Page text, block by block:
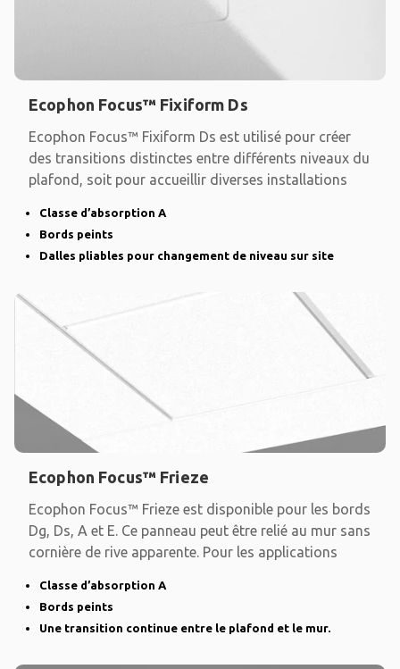
Ecophon Focus™ Fixiform Ds
Ecophon Focus™ Fixiform Ds est utilisé pour créer
des transitions distinctes entre différents niveaux du
plafond, soit pour accueillir diverses installations
Classe d’absorption A
Bords peints
Dalles pliables pour changement de niveau sur site
Ecophon Focus™ Frieze
Ecophon Focus™ Frieze est disponible pour les bords
Dg, Ds, A et E. Ce panneau peut être relié au mur sans
cornière de rive apparente. Pour les applications
Classe d’absorption A
Bords peints
Une transition continue entre le plafond et le mur.